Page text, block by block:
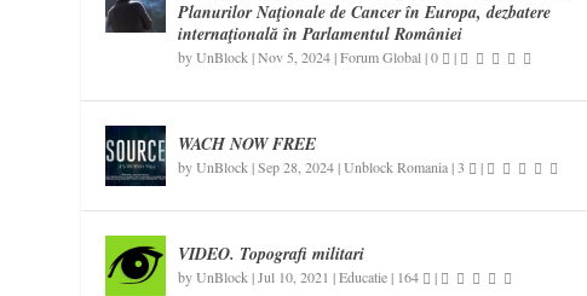
Planurilor Naţionale de Cancer în Europa, dezbatere
internaţională în Parlamentul României
byUnBlock |Nov 5, 2024|Forum Global |0 |
WACH NOW FREE
byUnBlock |Sep 28, 2024|Unblock Romania|3 |
VIDEO. Topografi militari
byUnBlock |Jul 10, 2021 |Educatie| 164 |